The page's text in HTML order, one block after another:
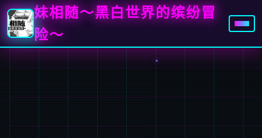
妹相随～黑白世界的缤纷冒
险～